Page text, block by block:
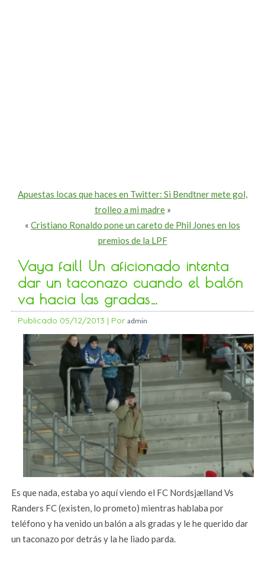
Apuestas locas que haces en Twitter: Si Bendtner mete gol,
trolleo a mi madre»
« Cristiano Ronaldo pone un careto de Phil Jones en los
premios de la LPF
Vaya fail! Un aficionado intenta
dar un taconazo cuando el balón
va hacia las gradas…
Publicado 05/12/2013 | Por admin
Es que nada, estaba yo aquí viendo el FC Nordsjælland Vs
Randers FC (existen, lo prometo) mientras hablaba por
teléfono y ha venido un balón a als gradas y le he querido dar
un taconazo por detrás y la he liado parda.